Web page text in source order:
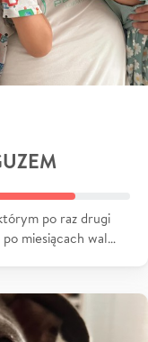
po raz drugi
po miesiącach wal…